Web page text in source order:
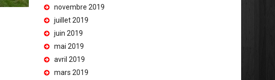
novembre 2019
juillet 2019
juin 2019
mai 2019
avril 2019
mars 2019